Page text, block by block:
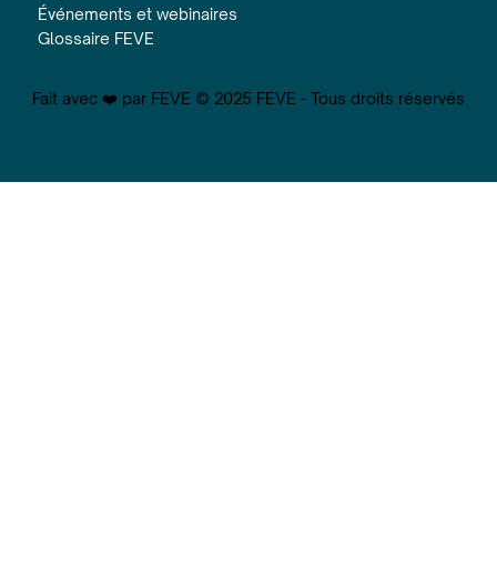
Événements et webinaires
Glossaire FEVE
Fait avec ❤️ par FEVE © 2025 FEVE - Tous droits réservés